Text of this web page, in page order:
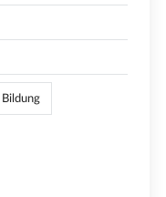
Bildung